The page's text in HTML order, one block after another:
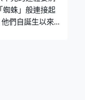
蜘蛛」般連接起
們自誕生以來